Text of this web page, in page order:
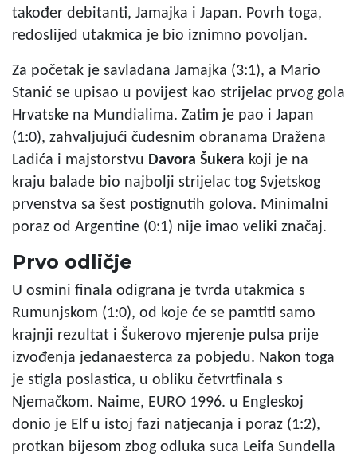
također debitanti, Jamajka i Japan. Povrh toga,
redoslijed utakmica je bio iznimno povoljan.
Za početak je savladana Jamajka (3:1), a Mario
Stanić se upisao u povijest kao strijelac prvog gola
Hrvatske na Mundialima. Zatim je pao i Japan
(1:0), zahvaljujući čudesnim obranama Dražena
Ladića i majstorstvu Davora Šukera koji je na
kraju balade bio najbolji strijelac tog Svjetskog
prvenstva sa šest postignutih golova. Minimalni
poraz od Argentine (0:1) nije imao veliki značaj.
Prvo odličje
U osmini finala odigrana je tvrda utakmica s
Rumunjskom (1:0), od koje će se pamtiti samo
krajnji rezultat i Šukerovo mjerenje pulsa prije
izvođenja jedanaesterca za pobjedu. Nakon toga
je stigla poslastica, u obliku četvrtfinala s
Njemačkom. Naime, EURO 1996. u Engleskoj
donio je Elf u istoj fazi natjecanja i poraz (1:2),
protkan bijesom zbog odluka suca Leifa Sundella